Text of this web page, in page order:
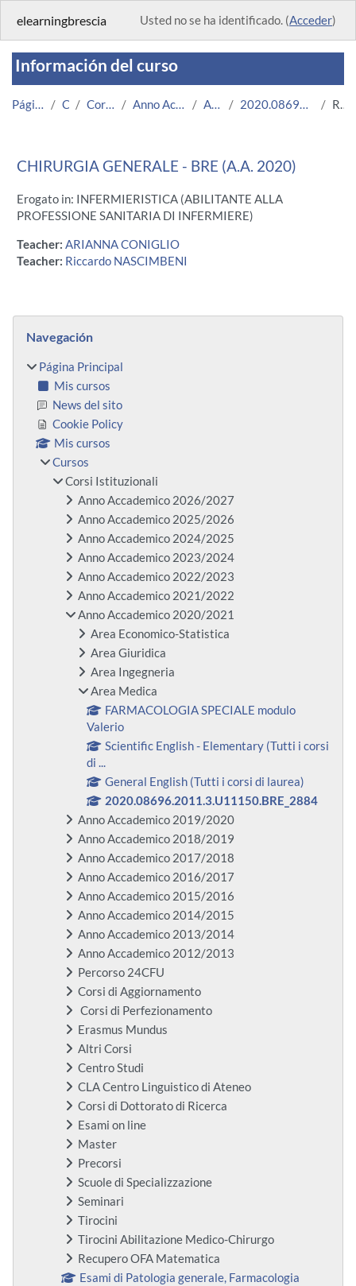
elearningbrescia Usted no se ha identificado. (Acceder)
Información del curso
Página Principal Cursos Corsi Istituzionali Anno Accademico 2020/2021 Area Medica 2020.08696.2011.3.U11150.BRE_2884 Resumen
CHIRURGIA GENERALE - BRE (A.A. 2020)
Erogato in: INFERMIERISTICA (ABILITANTE ALLA
PROFESSIONE SANITARIA DI INFERMIERE)
Teacher: ARIANNA CONIGLIO
Teacher: Riccardo NASCIMBENI
Bloques
Navegación
Página Principal
Mis cursos
News del sito
Cookie Policy
Mis cursos
Cursos
Corsi Istituzionali
Anno Accademico 2026/2027
Anno Accademico 2025/2026
Anno Accademico 2024/2025
Anno Accademico 2023/2024
Anno Accademico 2022/2023
Anno Accademico 2021/2022
Anno Accademico 2020/2021
Area Economico-Statistica
Area Giuridica
Area Ingegneria
Area Medica
FARMACOLOGIA SPECIALE modulo
Valerio
Scientific English - Elementary (Tutti i corsi
di ...
General English (Tutti i corsi di laurea)
2020.08696.2011.3.U11150.BRE_2884
Anno Accademico 2019/2020
Anno Accademico 2018/2019
Anno Accademico 2017/2018
Anno Accademico 2016/2017
Anno Accademico 2015/2016
Anno Accademico 2014/2015
Anno Accademico 2013/2014
Anno Accademico 2012/2013
Percorso 24CFU
Corsi di Aggiornamento
Corsi di Perfezionamento
Erasmus Mundus
Altri Corsi
Centro Studi
CLA Centro Linguistico di Ateneo
Corsi di Dottorato di Ricerca
Esami on line
Master
Precorsi
Scuole di Specializzazione
Seminari
Tirocini
Tirocini Abilitazione Medico-Chirurgo
Recupero OFA Matematica
Esami di Patologia generale, Farmacologia